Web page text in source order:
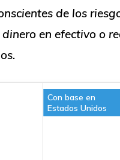
de los
en efectivo o
Con base en
Estados Unidos